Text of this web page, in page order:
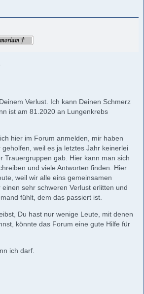
Verlust. Ich kann Deinen Schmerz
ist am 81.2020 an Lungenkrebs
hier im Forum anmelden, mir haben
weil es ja letztes Jahr keinerlei
Trauergruppen gab. Hier kann man sich
und viele Antworten finden. Hier
weil wir alle eins gemeinsamen
einen sehr schweren Verlust erlitten und
fühlt, dem das passiert ist.
Du hast nur wenige Leute, mit denen
könnte das Forum eine gute Hilfe für
ich darf.